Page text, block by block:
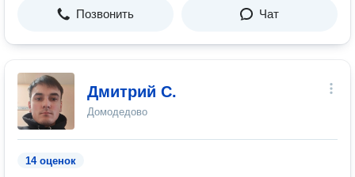
Позвонить Чат
Дмитрий С.
Домодедово
14 оценок